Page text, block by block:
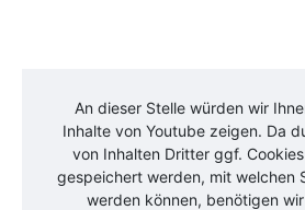
An dieser Stelle würden wir
Inhalte von Youtube zeigen. Da
von Inhalten Dritter ggf.
gespeichert werden, mit welchen
werden können, benötigen